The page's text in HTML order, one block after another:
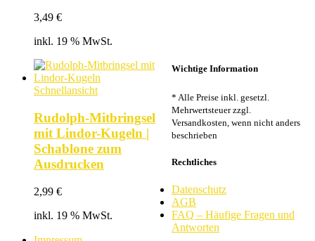
3,49 €
inkl. 19 % MwSt.
Schnellansicht
Rudolph-Mitbringsel
mit Lindor-Kugeln |
Schablone zum
Ausdrucken
2,99 €
inkl. 19 % MwSt.
Wichtige Information
* Alle Preise inkl. gesetzl.
Mehrwertsteuer zzgl.
Versandkosten, wenn nicht anders
beschrieben
Rechtliches
Datenschutz
AGB
FAQ – Häufige Fragen und
Antworten